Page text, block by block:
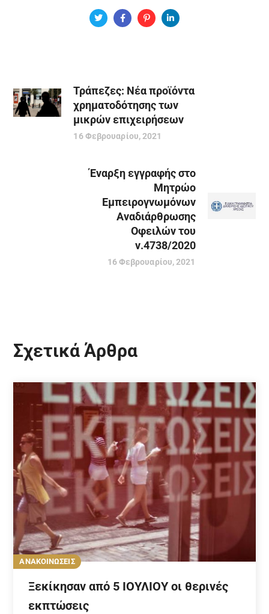
Τράπεζες: Νέα προϊόντα
χρηματοδότησης των
μικρών επιχειρήσεων
16 Φεβρουαρίου, 2021
Έναρξη εγγραφής στο
Μητρώο
Εμπειρογνωμόνων
Αναδιάρθρωσης
Οφειλών του
ν.4738/2020
16 Φεβρουαρίου, 2021
Σχετικά Άρθρα
ΑΝΑΚΟΙΝΩΣΕΙΣ
Ξεκίκησαν από 5 ΙΟΥΛΙΟΥ οι θερινές
εκπτώσεις